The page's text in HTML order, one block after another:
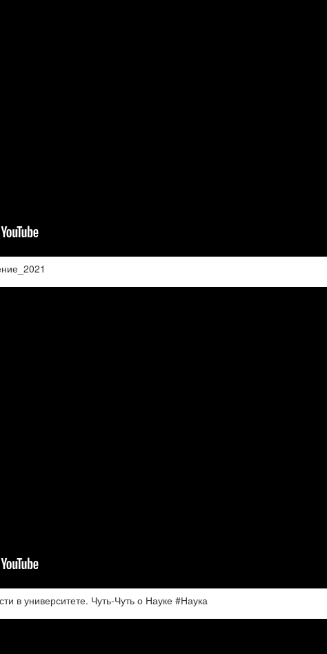
в университете. Чуть-Чуть о Науке #Наука